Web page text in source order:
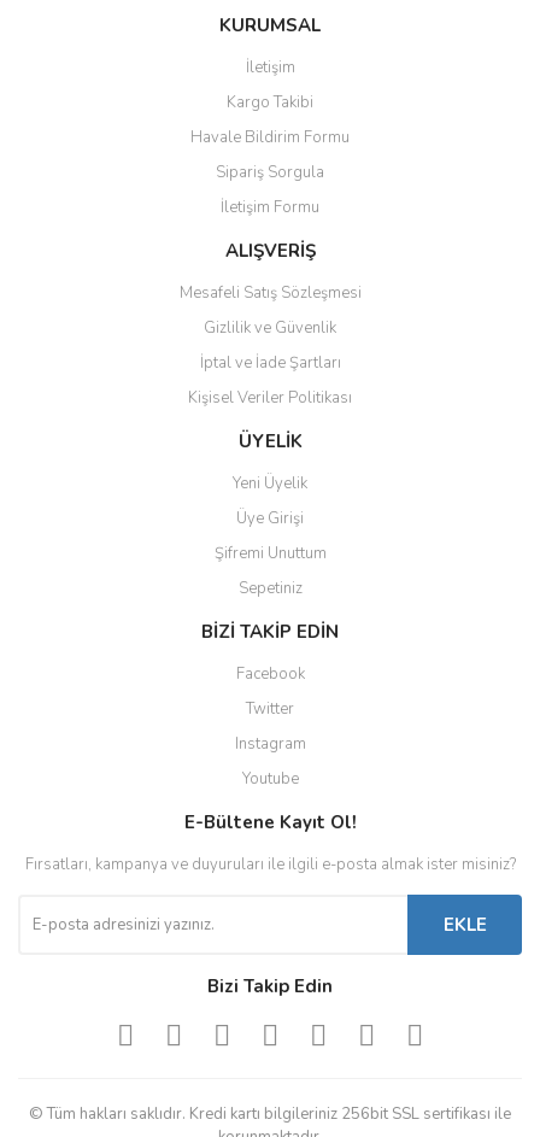
KURUMSAL
İletişim
Kargo Takibi
Havale Bildirim Formu
Sipariş Sorgula
İletişim Formu
ALIŞVERİŞ
Mesafeli Satış Sözleşmesi
Gizlilik ve Güvenlik
İptal ve İade Şartları
Kişisel Veriler Politikası
ÜYELİK
Yeni Üyelik
Üye Girişi
Şifremi Unuttum
Sepetiniz
BİZİ TAKİP EDİN
Facebook
Twitter
Instagram
Youtube
E-Bültene Kayıt Ol!
Fırsatları, kampanya ve duyuruları ile ilgili e-posta almak ister misiniz?
EKLE
Bizi Takip Edin
© Tüm hakları saklıdır. Kredi kartı bilgileriniz 256bit SSL sertifikası ile